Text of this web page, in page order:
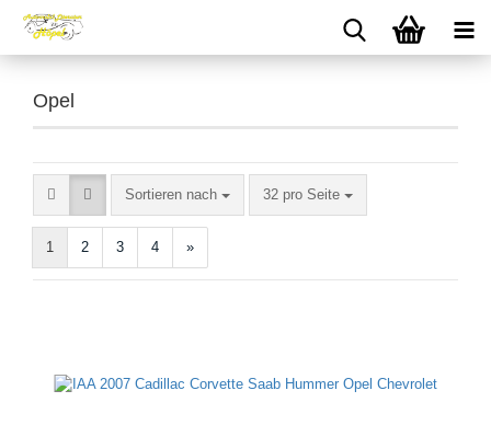
Opel
Sortieren nach
Sortieren nach 32 pro Seite
pro Seite
1 2 3 4 »